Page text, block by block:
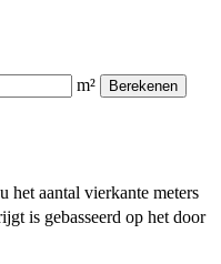
m² Berekenen
het aantal vierkante meters
is gebasseerd op het door